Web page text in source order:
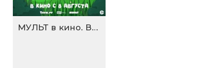
МУЛЬТ в кино. Выпуск №198. Некогда скучать